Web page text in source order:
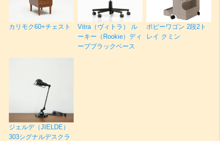
カリモク60+チェスト
Vitra（ヴィトラ） ル
ーキー（Rookie）ディ
ープブラックベース
ボビーワゴン 2段2ト
レイ クミン
ジェルデ（JIELDE）
303シグナルデスクラ